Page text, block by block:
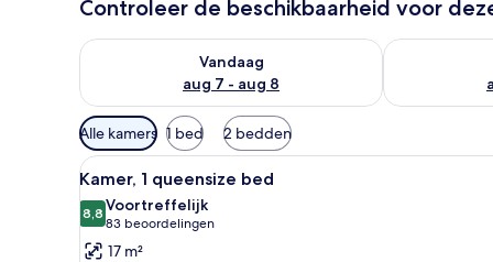
Controleer de beschikbaarheid voor
Vandaag
aug 7 - aug 8
De beschikbaarheid controleren voor vanavond aug
De
Beschikbare
filters
voor
kamers
Alle kamers 1 bed 2 bedden
Alle
foto's
voor
Kamer,
Een moderne hotelkamer
13
Kamer, 1 queensize bed
8,88,8 van 10
Voortreffelijk
83 beoordelingen
(83
beoordelingen)
17 m²